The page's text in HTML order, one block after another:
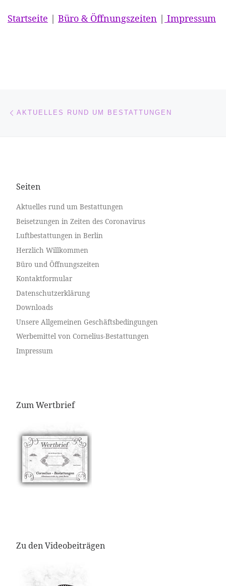
Startseite | Büro & Öffnungszeiten | Impressum
Beitragsnavigation
AKTUELLES RUND UM BESTATTUNGEN
Seiten
Aktuelles rund um Bestattungen
Beisetzungen in Zeiten des Coronavirus
Luftbestattungen in Berlin
Herzlich Willkommen
Büro und Öffnungszeiten
Kontaktformular
Datenschutzerklärung
Downloads
Unsere Allgemeinen Geschäftsbedingungen
Werbemittel von Cornelius-Bestattungen
Impressum
Zum Wertbrief
Zu den Videobeiträgen